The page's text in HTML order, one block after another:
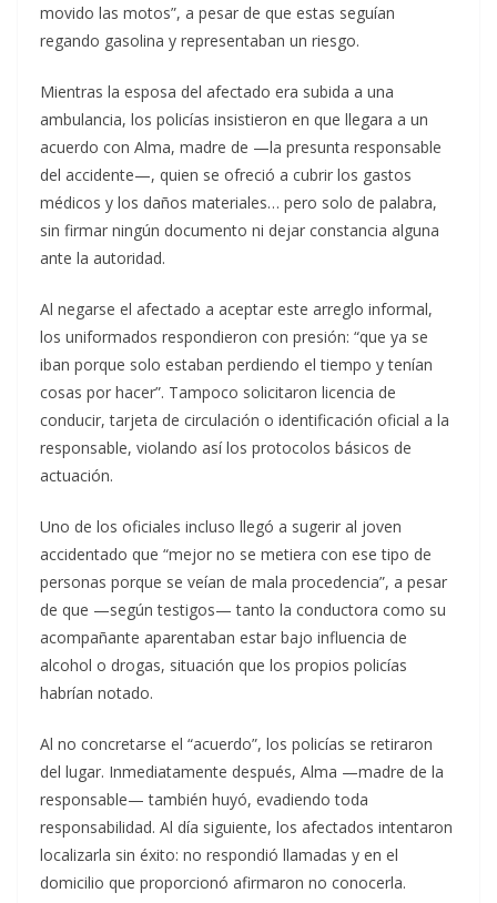
movido las motos”, a pesar de que estas seguían
regando gasolina y representaban un riesgo.
Mientras la esposa del afectado era subida a una
ambulancia, los policías insistieron en que llegara a un
acuerdo con Alma, madre de —la presunta responsable
del accidente—, quien se ofreció a cubrir los gastos
médicos y los daños materiales… pero solo de palabra,
sin firmar ningún documento ni dejar constancia alguna
ante la autoridad.
Al negarse el afectado a aceptar este arreglo informal,
los uniformados respondieron con presión: “que ya se
iban porque solo estaban perdiendo el tiempo y tenían
cosas por hacer”. Tampoco solicitaron licencia de
conducir, tarjeta de circulación o identificación oficial a la
responsable, violando así los protocolos básicos de
actuación.
Uno de los oficiales incluso llegó a sugerir al joven
accidentado que “mejor no se metiera con ese tipo de
personas porque se veían de mala procedencia”, a pesar
de que —según testigos— tanto la conductora como su
acompañante aparentaban estar bajo influencia de
alcohol o drogas, situación que los propios policías
habrían notado.
Al no concretarse el “acuerdo”, los policías se retiraron
del lugar. Inmediatamente después, Alma —madre de la
responsable— también huyó, evadiendo toda
responsabilidad. Al día siguiente, los afectados intentaron
localizarla sin éxito: no respondió llamadas y en el
domicilio que proporcionó afirmaron no conocerla.